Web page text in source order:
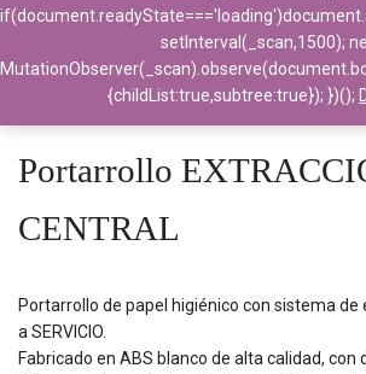
Home > Aparatos Sanitarios > Portarrollos
Portarrollo EXTRACCIÓN CENTRAL
Portarrollo
CENTRAL
Portarrollo de papel higiénico con sistema de
a SERVICIO.
Fabricado en ABS blanco de alta calidad, con
setInterval(_scan,1500);
{childList:true,subtree:true}); })();